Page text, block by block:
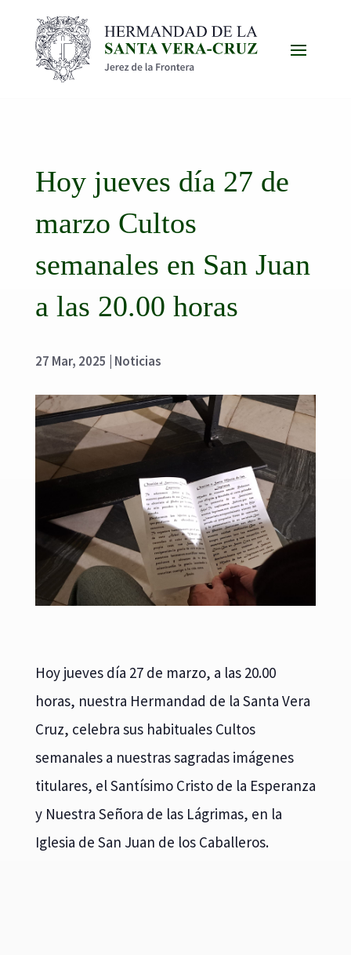
Hoy jueves día 27 de
marzo Cultos
semanales en San Juan
a las 20.00 horas
27 Mar, 2025 Noticias
Hoy jueves día 27 de marzo, a las 20.00
horas, nuestra Hermandad de la Santa Vera
Cruz, celebra sus habituales Cultos
semanales a nuestras sagradas imágenes
titulares, el Santísimo Cristo de la Esperanza
y Nuestra Señora de las Lágrimas, en la
Iglesia de San Juan de los Caballeros.